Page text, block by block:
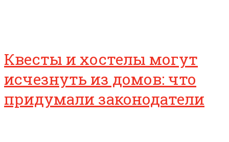
Квесты и хостелы могут
исчезнуть из домов: что
придумали законодатели